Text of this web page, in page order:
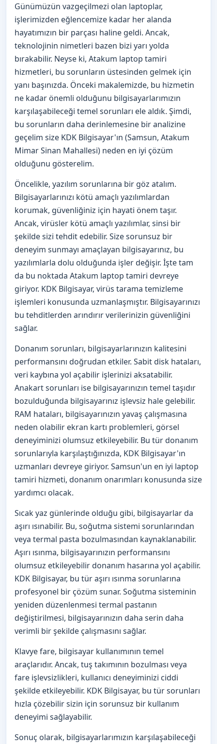
Günümüzün vazgeçilmezi olan laptoplar,
işlerimizden eğlencemize kadar her alanda
hayatımızın bir parçası haline geldi. Ancak,
teknolojinin nimetleri bazen bizi yarı yolda
bırakabilir. Neyse ki, Atakum laptop tamiri
hizmetleri, bu sorunların üstesinden gelmek için
yanı başınızda. Önceki makalemizde, bu hizmetin
ne kadar önemli olduğunu bilgisayarlarımızın
karşılaşabileceği temel sorunları ele aldık. Şimdi,
bu sorunların daha derinlemesine bir analizine
geçelim size KDK Bilgisayar'ın (Samsun, Atakum
Mimar Sinan Mahallesi) neden en iyi çözüm
olduğunu gösterelim.
Öncelikle, yazılım sorunlarına bir göz atalım.
Bilgisayarlarınızı kötü amaçlı yazılımlardan
korumak, güvenliğiniz için hayati önem taşır.
Ancak, virüsler kötü amaçlı yazılımlar, sinsi bir
şekilde sizi tehdit edebilir. Size sorunsuz bir
deneyim sunmayı amaçlayan bilgisayarınız, bu
yazılımlarla dolu olduğunda işler değişir. İşte tam
da bu noktada Atakum laptop tamiri devreye
giriyor. KDK Bilgisayar, virüs tarama temizleme
işlemleri konusunda uzmanlaşmıştır. Bilgisayarınızı
bu tehditlerden arındırır verilerinizin güvenliğini
sağlar.
Donanım sorunları, bilgisayarlarınızın kalitesini
performansını doğrudan etkiler. Sabit disk hataları,
veri kaybına yol açabilir işlerinizi aksatabilir.
Anakart sorunları ise bilgisayarınızın temel taşıdır
bozulduğunda bilgisayarınız işlevsiz hale gelebilir.
RAM hataları, bilgisayarınızın yavaş çalışmasına
neden olabilir ekran kartı problemleri, görsel
deneyiminizi olumsuz etkileyebilir. Bu tür donanım
sorunlarıyla karşılaştığınızda, KDK Bilgisayar'ın
uzmanları devreye giriyor. Samsun'un en iyi laptop
tamiri hizmeti, donanım onarımları konusunda size
yardımcı olacak.
Sıcak yaz günlerinde olduğu gibi, bilgisayarlar da
aşırı ısınabilir. Bu, soğutma sistemi sorunlarından
veya termal pasta bozulmasından kaynaklanabilir.
Aşırı ısınma, bilgisayarınızın performansını
olumsuz etkileyebilir donanım hasarına yol açabilir.
KDK Bilgisayar, bu tür aşırı ısınma sorunlarına
profesyonel bir çözüm sunar. Soğutma sisteminin
yeniden düzenlenmesi termal pastanın
değiştirilmesi, bilgisayarınızın daha serin daha
verimli bir şekilde çalışmasını sağlar.
Klavye fare, bilgisayar kullanımının temel
araçlarıdır. Ancak, tuş takımının bozulması veya
fare işlevsizlikleri, kullanıcı deneyiminizi ciddi
şekilde etkileyebilir. KDK Bilgisayar, bu tür sorunları
hızla çözebilir sizin için sorunsuz bir kullanım
deneyimi sağlayabilir.
Sonuç olarak, bilgisayarlarımızın karşılaşabileceği